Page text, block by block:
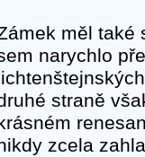
měl také
narychlo
straně
zcela